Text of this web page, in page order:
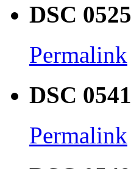
DSC 0525
Permalink
DSC 0541
Permalink